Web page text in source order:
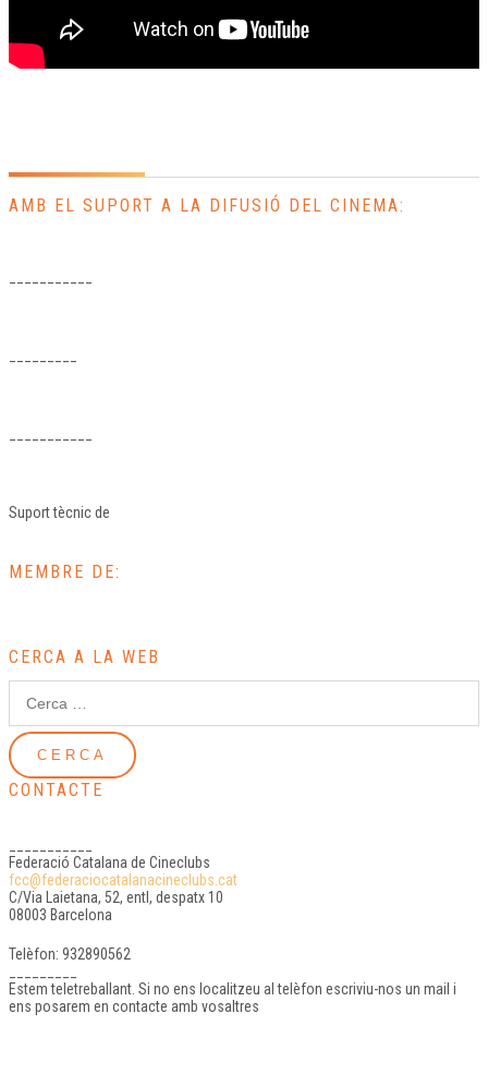
AMB EL SUPORT A LA DIFUSIÓ DEL CINEMA:
Suport tècnic de
MEMBRE DE:
CERCA A LA WEB
CONTACTE
Federació Catalana de Cineclubs
fcc@federaciocatalanacineclubs.cat
C/Via Laietana, 52, entl, despatx 10
08003 Barcelona
Telèfon: 932890562
Estem teletreballant. Si no ens localitzeu al telèfon escriviu-nos un mail i
ens posarem en contacte amb vosaltres